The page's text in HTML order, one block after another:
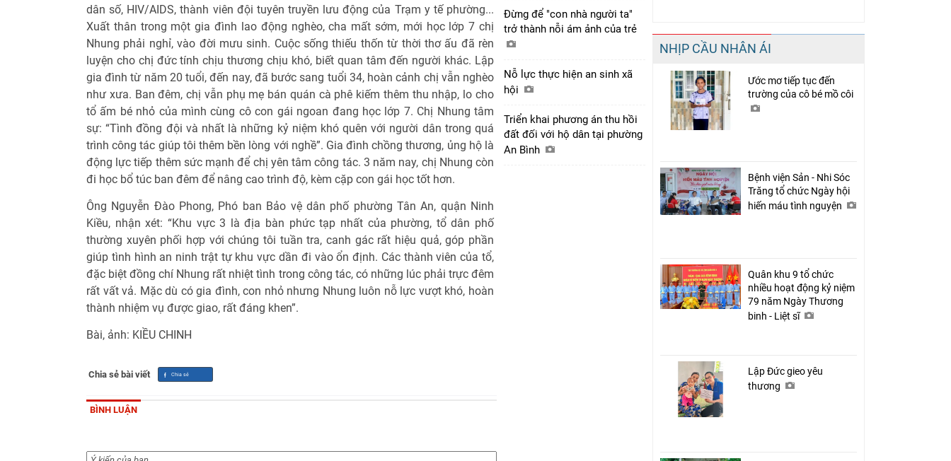
dân số, HIV/AIDS, thành viên đội tuyên truyền lưu động của Trạm y tế phường...
Xuất thân trong một gia đình lao động nghèo, cha mất sớm, mới học lớp 7 chị
Nhung phải nghỉ, vào đời mưu sinh. Cuộc sống thiếu thốn từ thời thơ ấu đã rèn
luyện cho chị đức tính chịu thương chịu khó, biết quan tâm đến người khác. Lập
gia đình từ năm 20 tuổi, đến nay, đã bước sang tuổi 34, hoàn cảnh chị vẫn nghèo
như xưa. Ban đêm, chị vẫn phụ mẹ bán quán cà phê kiếm thêm thu nhập, lo cho
tổ ấm bé nhỏ của mình cùng cô con gái ngoan đang học lớp 7. Chị Nhung tâm
sự: “Tình đồng đội và nhất là những kỷ niệm khó quên với người dân trong quá
trình công tác giúp tôi thêm bền lòng với nghề”. Gia đình chồng thương, ủng hộ là
động lực tiếp thêm sức mạnh để chị yên tâm công tác. 3 năm nay, chị Nhung còn
đi học bổ túc ban đêm để nâng cao trình độ, kèm cặp con gái học tốt hơn.
Ông Nguyễn Đào Phong, Phó ban Bảo vệ dân phố phường Tân An, quận Ninh
Kiều, nhận xét: “Khu vực 3 là địa bàn phức tạp nhất của phường, tổ dân phố
thường xuyên phối hợp với chúng tôi tuần tra, canh gác rất hiệu quả, góp phần
giúp tình hình an ninh trật tự khu vực dần đi vào ổn định. Các thành viên của tổ,
đặc biệt đồng chí Nhung rất nhiệt tình trong công tác, có những lúc phải trực đêm
rất vất vả. Mặc dù có gia đình, con nhỏ nhưng Nhung luôn nỗ lực vượt khó, hoàn
thành nhiệm vụ được giao, rất đáng khen”.
Bài, ảnh: KIỀU CHINH
Chia sẻ bài viết
BÌNH LUẬN
Đừng để "con nhà người ta"
trở thành nỗi ám ảnh của trẻ
Nỗ lực thực hiện an sinh xã
hội
Triển khai phương án thu hồi
đất đối với hộ dân tại phường
An Bình
NHỊP CẦU NHÂN ÁI
Ước mơ tiếp tục đến
trường của cô bé mồ côi
Bệnh viện Sản - Nhi Sóc
Trăng tổ chức Ngày hội
hiến máu tình nguyện
Quân khu 9 tổ chức
nhiều hoạt động kỷ niệm
79 năm Ngày Thương
binh - Liệt sĩ
Lập Đức gieo yêu
thương